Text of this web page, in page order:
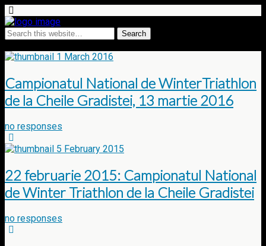
1 March 2016
Campionatul National de WinterTriathlon
de la Cheile Gradistei, 13 martie 2016
no responses
5 February 2015
22 februarie 2015: Campionatul National
de Winter Triathlon de la Cheile Gradistei
no responses